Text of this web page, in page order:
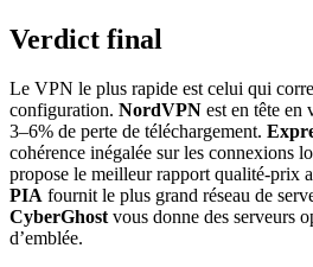
Verdict final
Le VPN le plus rapide est celui qui
configuration. NordVPN est en tête en
3–6% de perte de téléchargement.
cohérence inégalée sur les connexions
propose le meilleur rapport qualité-prix
PIA fournit le plus grand réseau de
CyberGhostvous donne des serveurs
d’emblée.